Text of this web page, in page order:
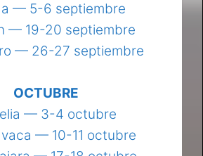
— 5-6 septiembre
— 19-20 septiembre
— 26-27 septiembre
OCTUBRE
— 3-4 octubre
— 10-11 octubre